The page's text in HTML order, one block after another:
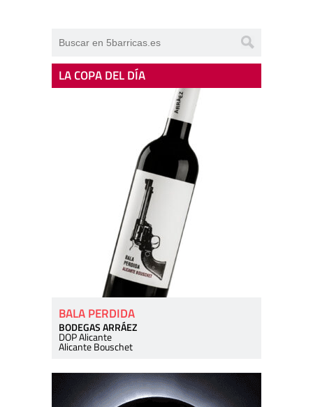
LA COPA DEL DÍA
BALA PERDIDA
BODEGAS ARRÁEZ
DOP Alicante
Alicante Bouschet